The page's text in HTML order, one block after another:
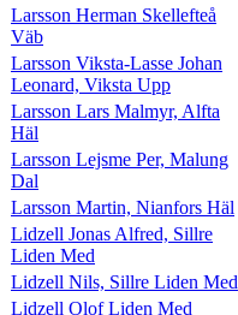
Larsson Herman Skellefteå
Väb
Larsson Viksta-Lasse Johan
Leonard, Viksta Upp
Larsson Lars Malmyr, Alfta
Häl
Larsson Lejsme Per, Malung
Dal
Larsson Martin, Nianfors Häl
Lidzell Jonas Alfred, Sillre
Liden Med
Lidzell Nils, Sillre Liden Med
Lidzell Olof Liden Med